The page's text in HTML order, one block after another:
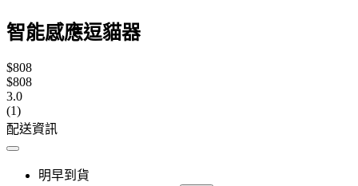
智能感應逗貓器
$808
$808
3.0
(1)
配送資訊
明早到貨